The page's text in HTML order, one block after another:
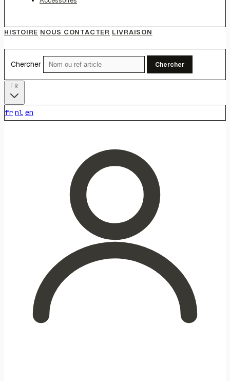
HISTOIRE NOUS CONTACTER LIVRAISON
Chercher Chercher
fr nl en